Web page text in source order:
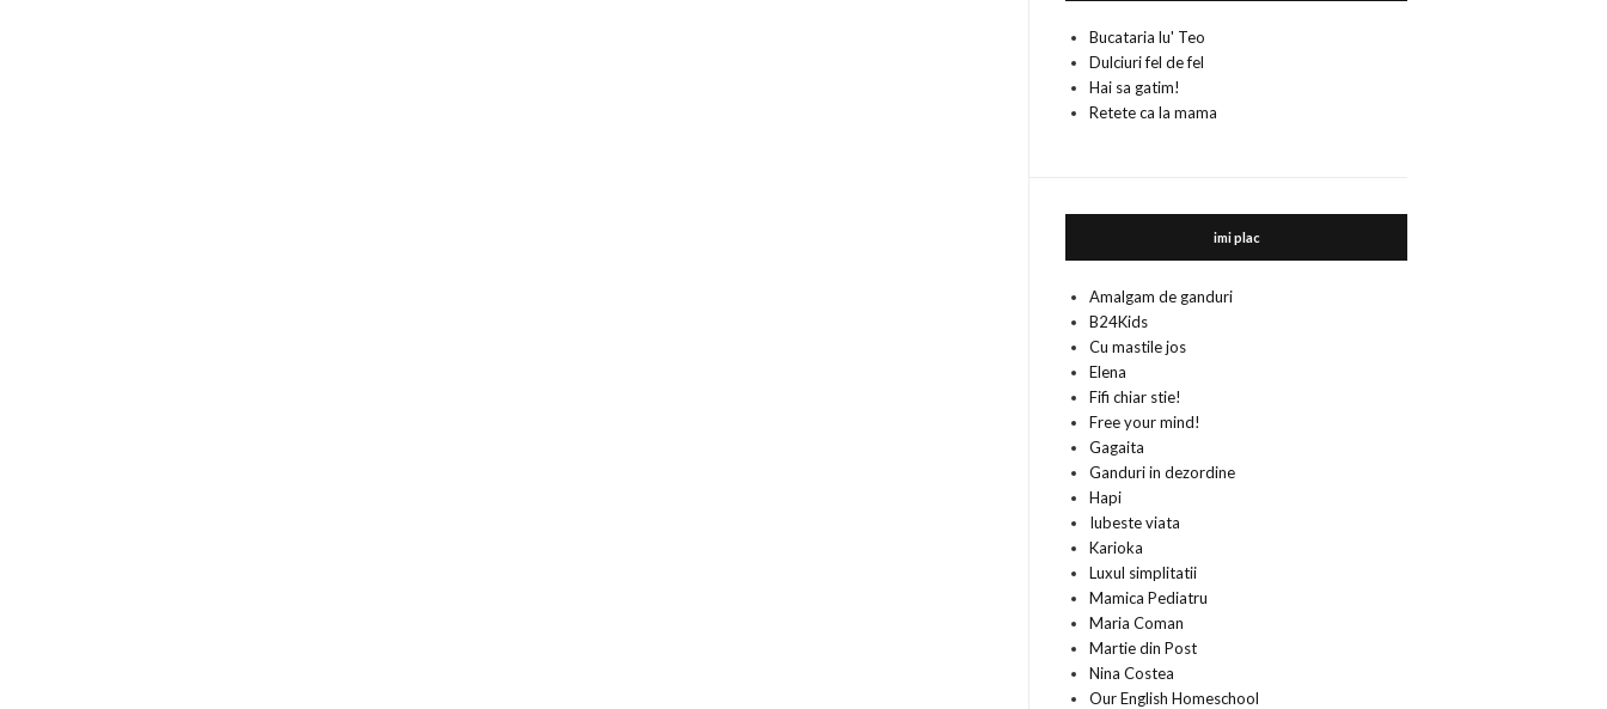
Bucataria lu' Teo
Dulciuri fel de fel
Hai sa gatim!
Retete ca la mama
imi plac
Amalgam de ganduri
B24Kids
Cu mastile jos
Elena
Fifi chiar stie!
Free your mind!
Gagaita
Ganduri in dezordine
Hapi
Iubeste viata
Karioka
Luxul simplitatii
Mamica Pediatru
Maria Coman
Martie din Post
Nina Costea
Our English Homeschool